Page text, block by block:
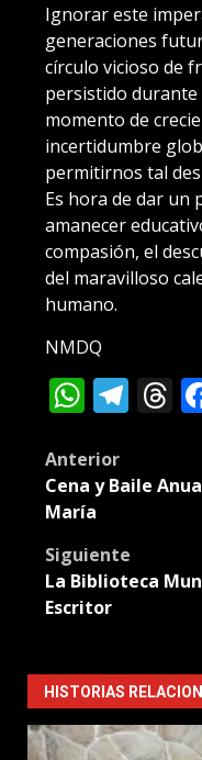
Ignorar este
generaciones
círculo vicioso de
persistido durante
momento de
incertidumbre
permitirnos tal
Es hora de dar un
amanecer
compasión, el
del maravilloso
humano.
NMDQ
Post
navigation
Anterior
Cena y Baile
María
Siguiente
La Biblioteca
Escritor
HISTORIAS